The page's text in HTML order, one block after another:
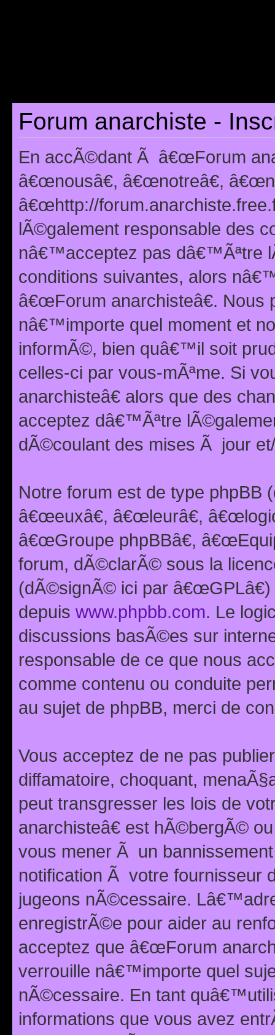
Forum anarchiste -
En accÃ©dant Ã â€œForum
â€œnousâ€, â€œnotreâ€,
â€œhttp://
lÃ©galement responsable des
nâ€™acceptez pas dâ€™Ãªtre
conditions suivantes, alors
â€œForum anarchisteâ€.
nâ€™importe quel moment et
informÃ©, bien quâ€™il soit
celles-ci par vous-mÃªme. Si
anarchisteâ€ alors que des
acceptez dâ€™Ãªtre
dÃ©coulant des mises Ã jour
Notre forum est de type phpBB
â€œeuxâ€, â€œleurâ€,
â€œGroupe phpBBâ€,
forum, dÃ©clarÃ© sous la
(dÃ©signÃ© ici par
depuis www.phpbb.com. Le
discussions basÃ©es sur
responsable de ce que nous
comme contenu ou conduite
au sujet de phpBB, merci de
Vous acceptez de ne pas
diffamatoire, choquant,
peut transgresser les lois de
anarchisteâ€ est hÃ©bergÃ©
vous mener Ã un
notification Ã votre fournisseur
jugeons nÃ©cessaire.
enregistrÃ©e pour aider au
acceptez que â€œForum
verrouille nâ€™importe quel
nÃ©cessaire. En tant
informations que vous avez